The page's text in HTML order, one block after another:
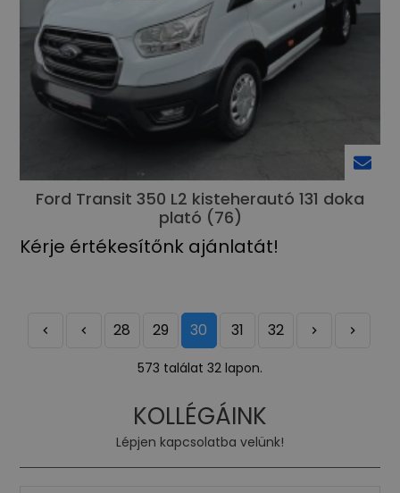
KOLLÉGÁINK
Lépjen kapcsolatba velünk!
Ford Transit 350 L2 kisteherautó 131 doka
plató (76)
Kérje értékesítőnk ajánlatát!
28 29 30 31 32
573 találat 32 lapon.